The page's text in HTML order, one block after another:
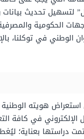
تحديث بيانات
الحكومية
الوطني في توكلنا،
هويته
السعودي؛ وذلك تماشيًا مع خطة
دراستها بعناية؛